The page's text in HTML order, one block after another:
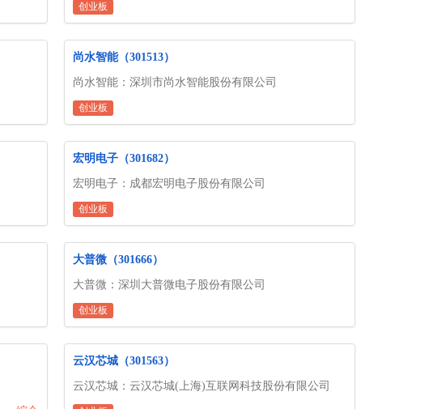
创业板
尚水智能（301513）
尚水智能：深圳市尚水智能股份有限公司
创业板
宏明电子（301682）
宏明电子：成都宏明电子股份有限公司
创业板
大普微（301666）
大普微：深圳大普微电子股份有限公司
创业板
云汉芯城（301563）
云汉芯城：云汉芯城(上海)互联网科技股份有限公司